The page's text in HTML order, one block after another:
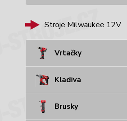
Stroje Milwaukee 12V
Vrtačky
Kladiva
Brusky